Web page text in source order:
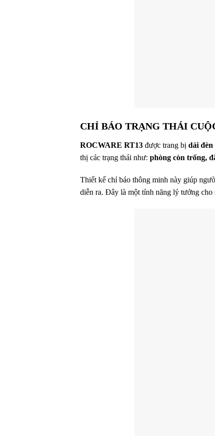
CHỈ BÁO TRẠNG THÁI
ROCWARE RT13 được trang bị dải
thị các trạng thái như: phòng còn trống,
Thiết kế chỉ báo thông minh này giúp
diễn ra. Đây là một tính năng lý tưởng